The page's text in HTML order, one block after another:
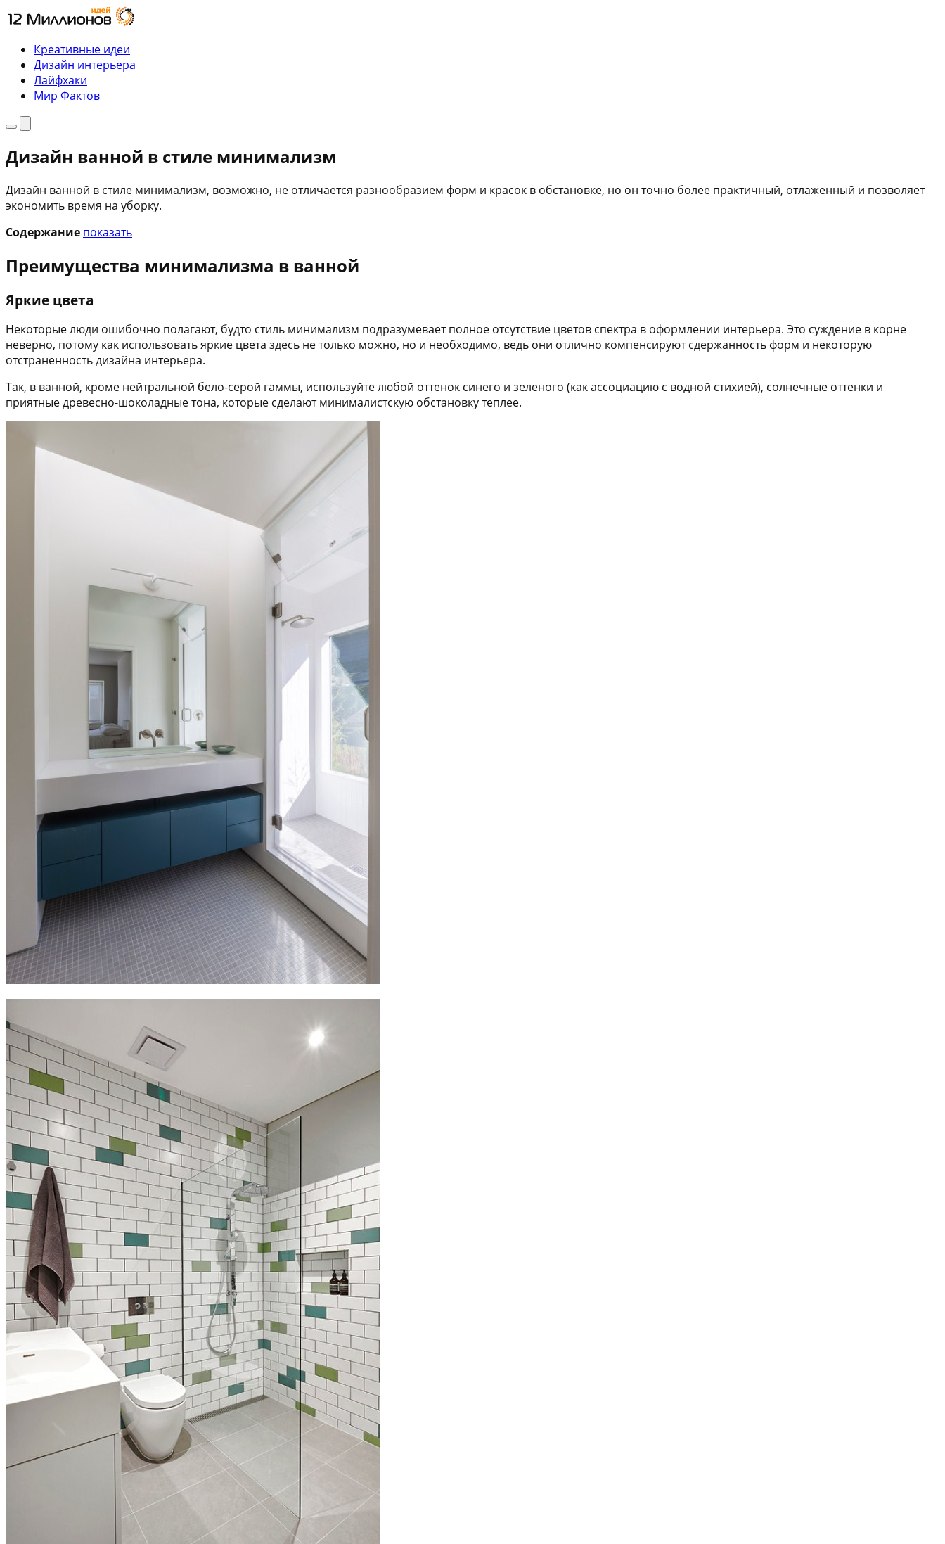
Перейти
к
содержимому
Креативные идеи
Дизайн интерьера
Лайфхаки
Мир Фактов
МенюПоиск
Дизайн ванной в стиле минимализм
Дизайн ванной в стиле минимализм, возможно, не отличается разнообразием форм и красок в обстановке, но он точно более практичный, отлаженный и позволяет
экономить время на уборку.
Содержание показать
Преимущества минимализма в ванной
Яркие цвета
Некоторые люди ошибочно полагают, будто стиль минимализм подразумевает полное отсутствие цветов спектра в оформлении интерьера. Это суждение в корне
неверно, потому как использовать яркие цвета здесь не только можно, но и необходимо, ведь они отлично компенсируют сдержанность форм и некоторую
отстраненность дизайна интерьера.
Так, в ванной, кроме нейтральной бело-серой гаммы, используйте любой оттенок синего и зеленого (как ассоциацию с водной стихией), солнечные оттенки и
приятные древесно-шоколадные тона, которые сделают минималистскую обстановку теплее.